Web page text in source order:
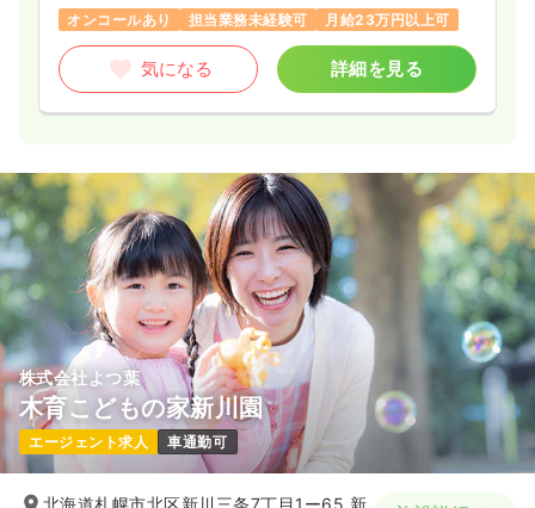
オンコールあり
担当業務未経験可 月給23万円以上可
気になる 詳細を見る
株式会社よつ葉
木育こどもの家新川園
エージェント求人 車通勤可
北海道札幌市北区新川三条7丁目1ー65 新